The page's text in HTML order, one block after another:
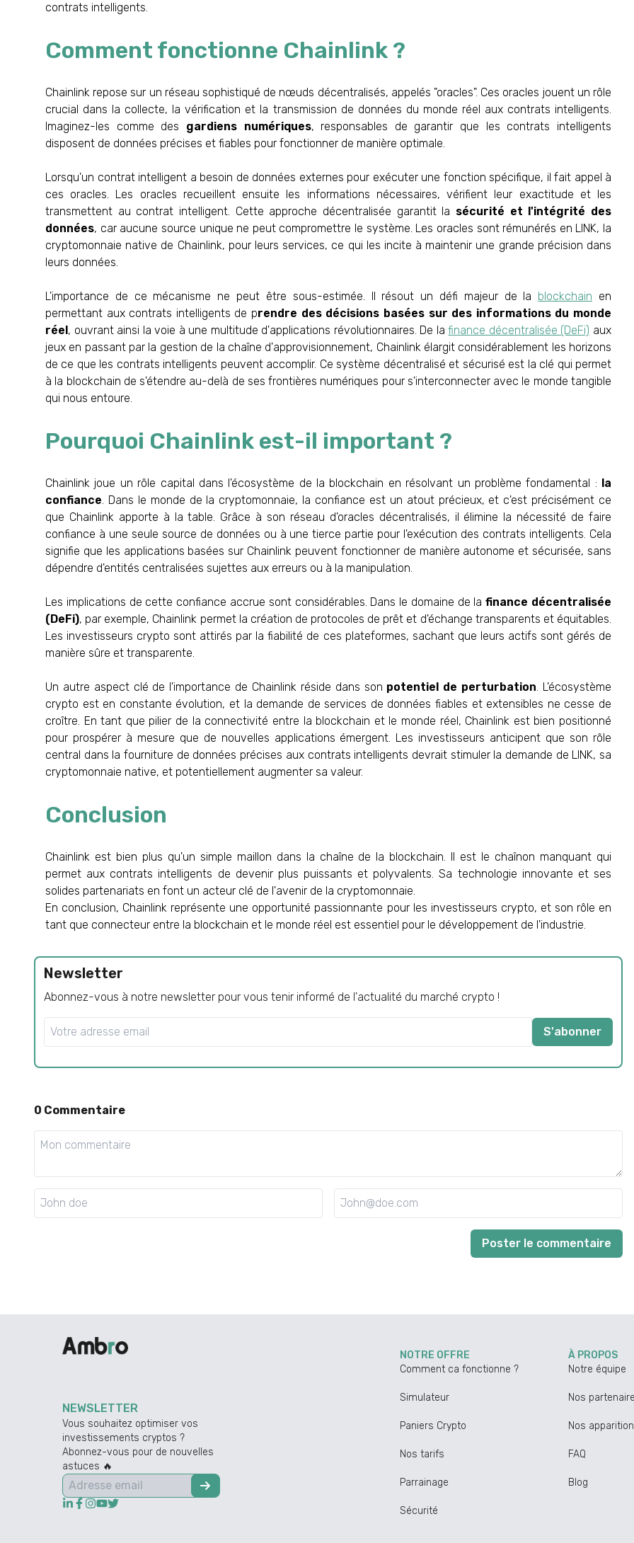
contrats intelligents.
Comment fonctionne Chainlink ?
Chainlink repose sur un réseau sophistiqué de nœuds décentralisés, appelés "oracles". Ces oracles jouent un rôle
crucial dans la collecte, la vérification et la transmission de données du monde réel aux contrats intelligents.
Imaginez-les comme des gardiens numériques, responsables de garantir que les contrats intelligents
disposent de données précises et fiables pour fonctionner de manière optimale.
Lorsqu'un contrat intelligent a besoin de données externes pour exécuter une fonction spécifique, il fait appel à
ces oracles. Les oracles recueillent ensuite les informations nécessaires, vérifient leur exactitude et les
transmettent au contrat intelligent. Cette approche décentralisée garantit la sécurité et l'intégrité des
données, car aucune source unique ne peut compromettre le système. Les oracles sont rémunérés en LINK, la
cryptomonnaie native de Chainlink, pour leurs services, ce qui les incite à maintenir une grande précision dans
leurs données.
L'importance de ce mécanisme ne peut être sous-estimée. Il résout un défi majeur de la blockchain en
permettant aux contrats intelligents de prendre des décisions basées sur des informations du monde
réel, ouvrant ainsi la voie à une multitude d'applications révolutionnaires. De lafinance décentralisée (DeFi) aux
jeux en passant par la gestion de la chaîne d'approvisionnement, Chainlink élargit considérablement les horizons
de ce que les contrats intelligents peuvent accomplir. Ce système décentralisé et sécurisé est la clé qui permet
à la blockchain de s'étendre au-delà de ses frontières numériques pour s'interconnecter avec le monde tangible
qui nous entoure.
Pourquoi Chainlink est-il important ?
Chainlink joue un rôle capital dans l'écosystème de la blockchain en résolvant un problème fondamental : la
confiance. Dans le monde de la cryptomonnaie, la confiance est un atout précieux, et c'est précisément ce
que Chainlink apporte à la table. Grâce à son réseau d'oracles décentralisés, il élimine la nécessité de faire
confiance à une seule source de données ou à une tierce partie pour l'exécution des contrats intelligents. Cela
signifie que les applications basées sur Chainlink peuvent fonctionner de manière autonome et sécurisée, sans
dépendre d'entités centralisées sujettes aux erreurs ou à la manipulation.
Les implications de cette confiance accrue sont considérables. Dans le domaine de lafinance décentralisée
(DeFi), par exemple, Chainlink permet la création de protocoles de prêt et d'échange transparents et équitables.
Les investisseurs crypto sont attirés par la fiabilité de ces plateformes, sachant que leurs actifs sont gérés de
manière sûre et transparente.
Un autre aspect clé de l'importance de Chainlink réside dans son potentiel de perturbation. L'écosystème
crypto est en constante évolution, et la demande de services de données fiables et extensibles ne cesse de
croître. En tant que pilier de la connectivité entre la blockchain et le monde réel, Chainlink est bien positionné
pour prospérer à mesure que de nouvelles applications émergent. Les investisseurs anticipent que son rôle
central dans la fourniture de données précises aux contrats intelligents devrait stimuler la demande de LINK, sa
cryptomonnaie native, et potentiellement augmenter sa valeur.
Conclusion
Chainlink est bien plus qu'un simple maillon dans la chaîne de la blockchain. Il est le chaînon manquant qui
permet aux contrats intelligents de devenir plus puissants et polyvalents. Sa technologie innovante et ses
solides partenariats en font un acteur clé de l'avenir de la cryptomonnaie.
En conclusion, Chainlink représente une opportunité passionnante pour les investisseurs crypto, et son rôle en
tant que connecteur entre la blockchain et le monde réel est essentiel pour le développement de l'industrie.
Newsletter
Abonnez-vous à notre newsletter pour vous tenir informé de l'actualité du marché crypto !
S'abonner
0 Commentaire
Poster le commentaire
NEWSLETTER
Vous souhaitez optimiser vos
investissements cryptos ?
Abonnez-vous pour de nouvelles
astuces 🔥
NOTRE OFFRE
Comment ca fonctionne ?
Simulateur
Paniers Crypto
Nos tarifs
Parrainage
Sécurité
À PROPOS
Notre équipe
Nos
Nos
FAQ
Blog